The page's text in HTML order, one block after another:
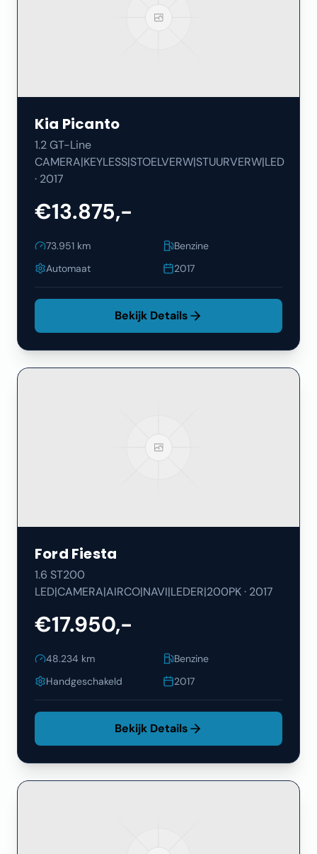
Kia Picanto
1.2 GT-Line
CAMERA|KEYLESS|STOELVERW|STUURVERW|LED
· 2017
€13.875,-
73.951 km
Benzine
Automaat
2017
Bekijk Details
Ford Fiesta
1.6 ST200
LED|CAMERA|AIRCO|NAVI|LEDER|200PK· 2017
€17.950,-
48.234 km
Benzine
Handgeschakeld
2017
Bekijk Details